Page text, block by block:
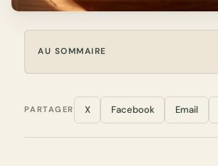
AU SOMMAIRE
PARTAGER X Facebook Email